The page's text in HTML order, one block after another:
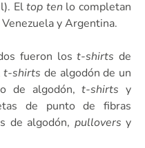
Eltop ten lo completan
y Argentina.
fueron lost-shirts de
t-shirtsde algodón de un
de algodón,t-shirts y
de punto de fibras
de algodón, pullovers y